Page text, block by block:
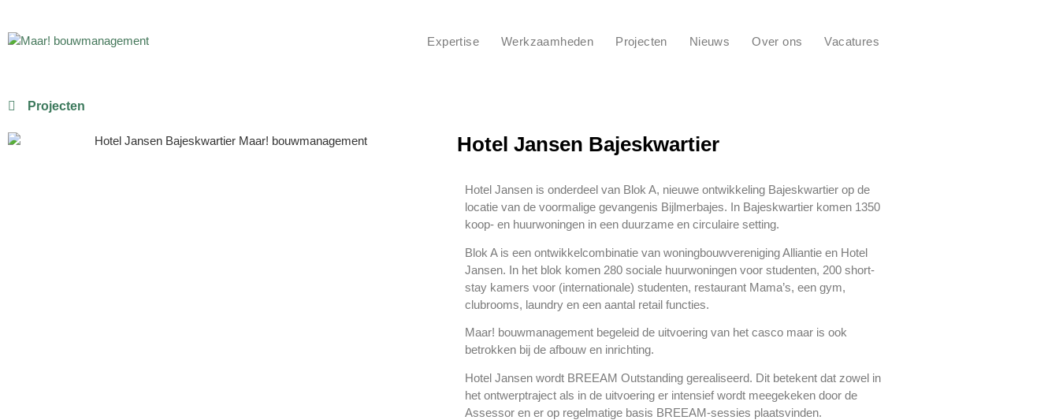
Expertise Werkzaamheden Projecten Nieuws Over ons Vacatures
Projecten
Hotel Jansen Bajeskwartier
Hotel Jansen is onderdeel van Blok A, nieuwe ontwikkeling Bajeskwartier op de
locatie van de voormalige gevangenis Bijlmerbajes. In Bajeskwartier komen 1350
koop- en huurwoningen in een duurzame en circulaire setting.
Blok A is een ontwikkelcombinatie van woningbouwvereniging Alliantie en Hotel
Jansen. In het blok komen 280 sociale huurwoningen voor studenten, 200 short-
stay kamers voor (internationale) studenten, restaurant Mama’s, een gym,
clubrooms, laundry en een aantal retail functies.
Maar! bouwmanagement begeleid de uitvoering van het casco maar is ook
betrokken bij de afbouw en inrichting.
Hotel Jansen wordt BREEAM Outstanding gerealiseerd. Dit betekent dat zowel in
het ontwerptraject als in de uitvoering er intensief wordt meegekeken door de
Assessor en er op regelmatige basis BREEAM-sessies plaatsvinden.